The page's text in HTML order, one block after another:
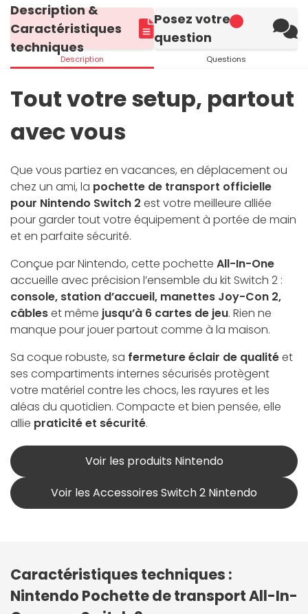
Description &
Caractéristiques
techniques
Description
Posez votre
question
Questions
Tout votre setup, partout
avec vous
Que vous partiez en vacances, en déplacement ou
chez un ami, la pochette de transport officielle
pour Nintendo Switch 2 est votre meilleure alliée
pour garder tout votre équipement à portée de main
et en parfaite sécurité.
Conçue par Nintendo, cette pochette All-In-One
accueille avec précision l’ensemble du kit Switch 2 :
console, station d’accueil, manettes Joy-Con 2,
câbleset même jusqu’à 6 cartes de jeu. Rien ne
manque pour jouer partout comme à la maison.
Sa coque robuste, sa fermeture éclair de qualitéet
ses compartiments internes sécurisés protègent
votre matériel contre les chocs, les rayures et les
aléas du quotidien. Compacte et bien pensée, elle
allie praticité et sécurité.
Voir les produits Nintendo
Voir les Accessoires Switch 2 Nintendo
Caractéristiques techniques :
Nintendo Pochette de transport All-In-